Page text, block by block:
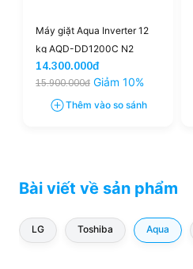
Máy giặt Aqua Inverter 12
kg AQD-DD1200C N2
14.300.000đ
15.900.000đ Giảm 10%
Thêm vào so sánh
Bài viết về sản phẩm
LG Toshiba Aqua